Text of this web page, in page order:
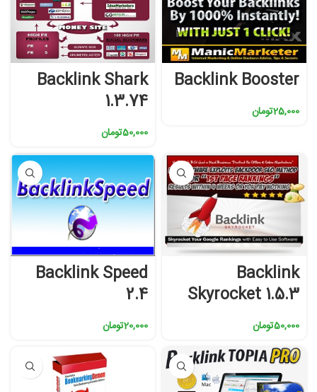
Backlink Booster
25,000تومان
Backlink Shark
1.3.74
50,000تومان
Backlink
Skyrocket 1.5.3
50,000تومان
Backlink Speed
2.4
20,000تومان